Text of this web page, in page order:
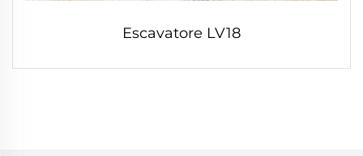
Escavatore LV18